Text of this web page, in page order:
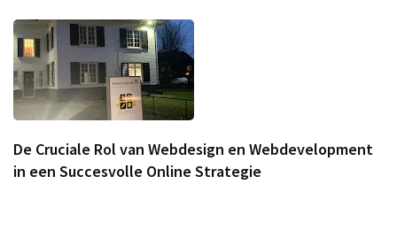
De Cruciale Rol van Webdesign en Webdevelopment
in een Succesvolle Online Strategie